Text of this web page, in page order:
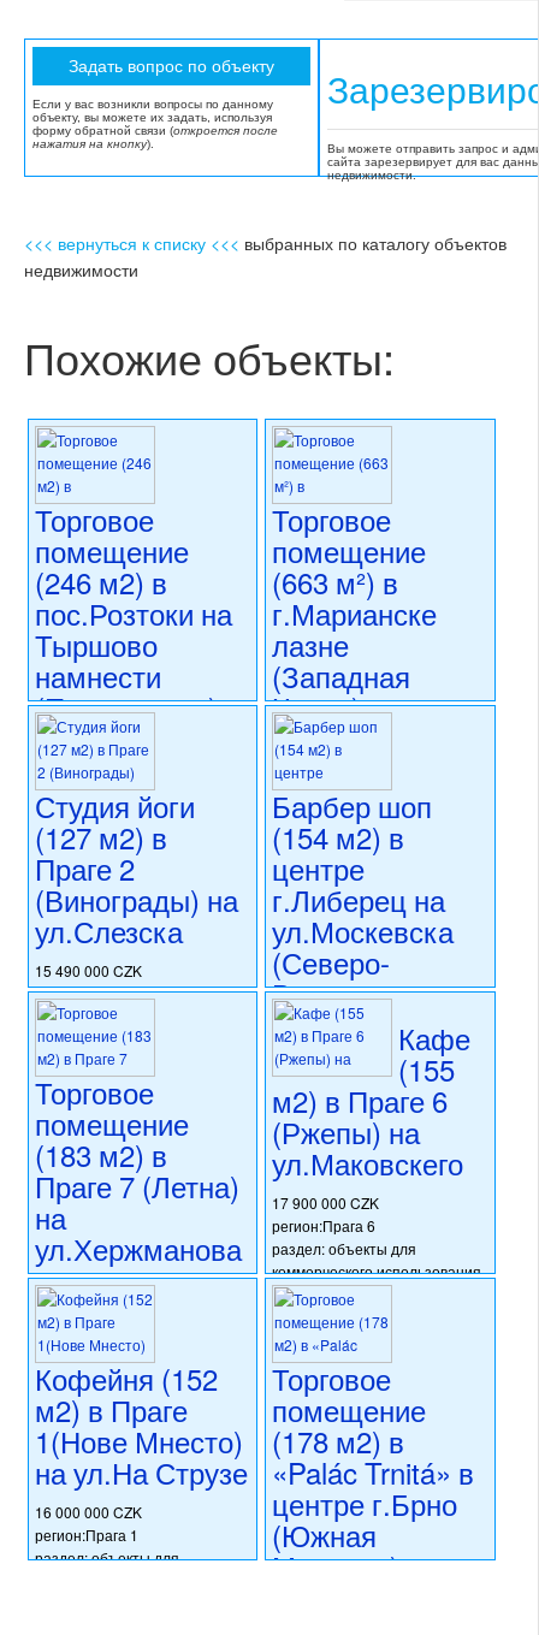
Если у вас возникли вопросы по данному
объекту, вы можете их задать, используя
форму обратной связи (откроется после
нажатия на кнопку).
Вы можете отправить запрос и
сайта зарезервирует для вас
недвижимости.
<<< вернуться к списку <<< выбранных по каталогу объектов
недвижимости
Похожие объекты:
Торговое
помещение
(246 м2) в
пос.Розтоки на
Тыршово
намнести
(Прага-запад)
18 990 000 CZK
регион:область Праги
раздел: объекты для
коммерческого использования
состояние: стандарт
номер объекта:
Торговое
помещение
(663 м²) в
г.Марианске
лазне
(Западная
Чехия) на
ул.Главни
Тржида
16 900 000 CZK
регион:Западная Чехия
раздел: объекты для
коммерческого использования
состояние: стандарт
номер объекта:20723
Студия йоги
(127 м2) в
Праге 2
(Винограды) на
ул.Слезска
15 490 000 CZK
регион:Прага 2
раздел: объекты для
коммерческого использования
состояние: стандарт
номер объекта:20689
Барбер шоп
(154 м2) в
центре
г.Либерец на
ул.Москевска
(Северо-
Восточная
Чехия)
16 000 000 CZK
регион:Северо-Восточная
Чехия
раздел: объекты для
коммерческого использования
состояние: стандарт
номер объекта:
Торговое
помещение
(183 м2) в
Праге 7 (Летна)
на
ул.Хержманова
20 424 000 CZK
регион:Прага 7
раздел: объекты для
коммерческого использования
состояние: требуется
капитальная реконструкция
номер объекта:20548
Кафе
(155
м2) в Праге 6
(Ржепы) на
ул.Маковскего
17 900 000 CZK
регион:Прага 6
раздел: объекты для
коммерческого использования
состояние: стандарт
номер объекта:20502
Кофейня (152
м2) в Праге
1(Нове Мнесто)
на ул.На Струзе
16 000 000 CZK
регион:Прага 1
раздел: объекты для
Торговое
помещение
(178 м2) в
«Palác Trnitá» в
центре г.Брно
(Южная
Моравия)